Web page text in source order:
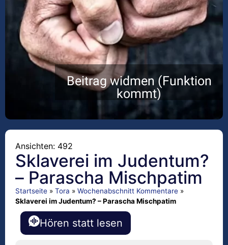
Beitrag widmen (Funktion
kommt)
Ansichten: 492
Sklaverei im Judentum?
– Parascha Mischpatim
Startseite » Tora » Wochenabschnitt Kommentare »
Sklaverei im Judentum? – Parascha Mischpatim
Hören statt lesen